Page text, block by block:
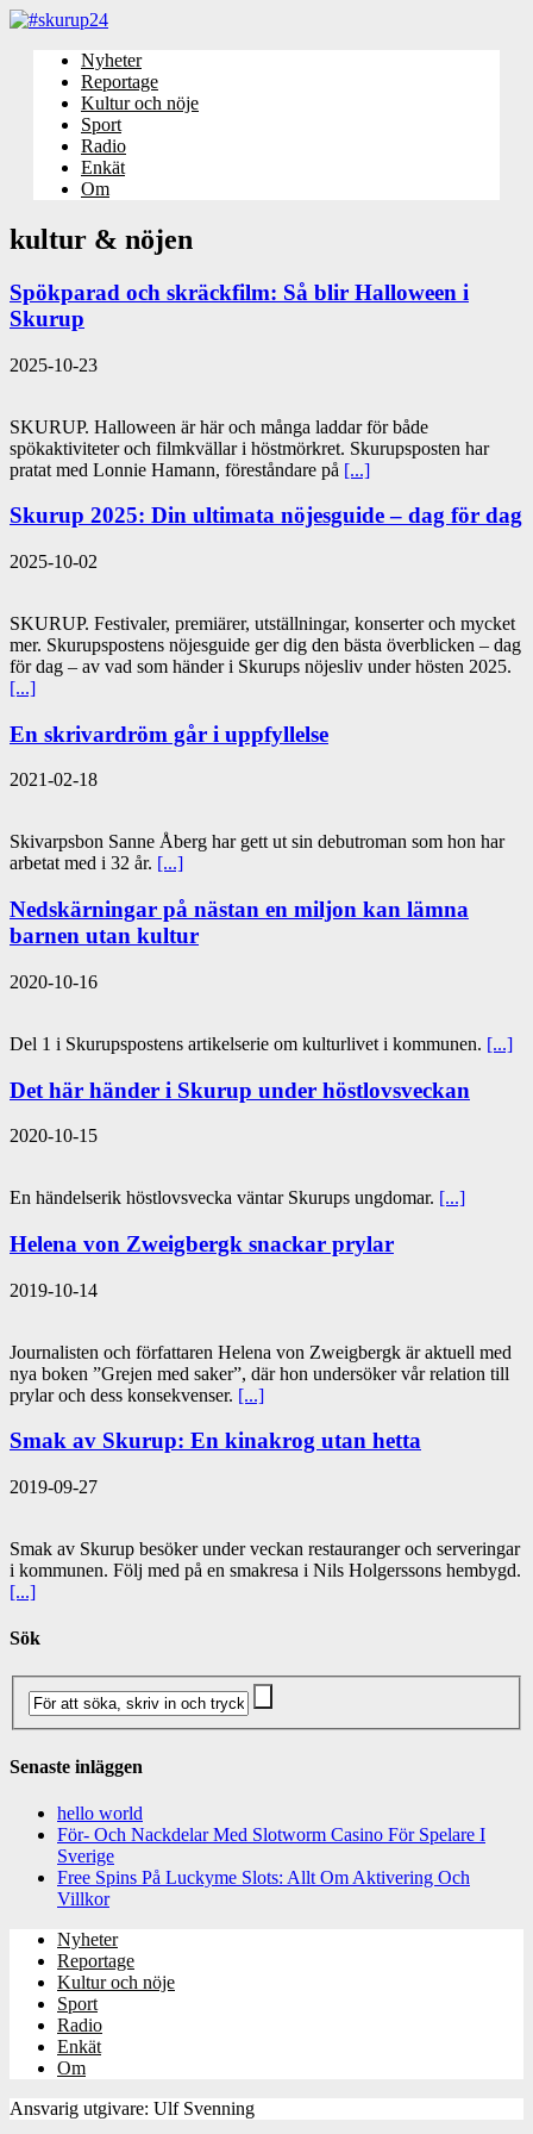
Nyheter
Reportage
Kultur och nöje
Sport
Radio
Enkät
Om
kultur & nöjen
Spökparad och skräckfilm: Så blir Halloween i
Skurup
2025-10-23
SKURUP. Halloween är här och många laddar för både
spökaktiviteter och filmkvällar i höstmörkret. Skurupsposten har
pratat med Lonnie Hamann, föreståndare på [...]
Skurup 2025: Din ultimata nöjesguide – dag för dag
2025-10-02
SKURUP. Festivaler, premiärer, utställningar, konserter och mycket
mer. Skurupspostens nöjesguide ger dig den bästa överblicken – dag
för dag – av vad som händer i Skurups nöjesliv under hösten 2025.
[...]
En skrivardröm går i uppfyllelse
2021-02-18
Skivarpsbon Sanne Åberg har gett ut sin debutroman som hon har
arbetat med i 32 år. [...]
Nedskärningar på nästan en miljon kan lämna
barnen utan kultur
2020-10-16
Del 1 i Skurupspostens artikelserie om kulturlivet i kommunen. [...]
Det här händer i Skurup under höstlovsveckan
2020-10-15
En händelserik höstlovsvecka väntar Skurups ungdomar. [...]
Helena von Zweigbergk snackar prylar
2019-10-14
Journalisten och författaren Helena von Zweigbergk är aktuell med
nya boken ”Grejen med saker”, där hon undersöker vår relation till
prylar och dess konsekvenser. [...]
Smak av Skurup: En kinakrog utan hetta
2019-09-27
Smak av Skurup besöker under veckan restauranger och serveringar
i kommunen. Följ med på en smakresa i Nils Holgerssons hembygd.
[...]
Sök
Senaste inläggen
hello world
För- Och Nackdelar Med Slotworm Casino För Spelare I
Sverige
Free Spins På Luckyme Slots: Allt Om Aktivering Och
Villkor
Nyheter
Reportage
Kultur och nöje
Sport
Radio
Enkät
Om
Ansvarig utgivare: Ulf Svenning